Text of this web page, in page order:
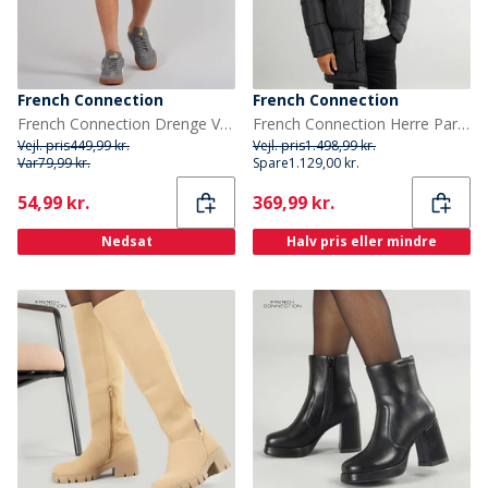
French Connection
French Connection Drenge Vault Cargo Shorts Sort
Vejl. pris449,99 kr.
Var79,99 kr.
Current
54,99 kr.
Nedsat
French Connection
French Connection Herre Parka Lynlåsjakke Sort
Vejl. pris1.498,99 kr.
Spare1.129,00 kr.
Current
369,99 kr.
Halv pris eller mindre